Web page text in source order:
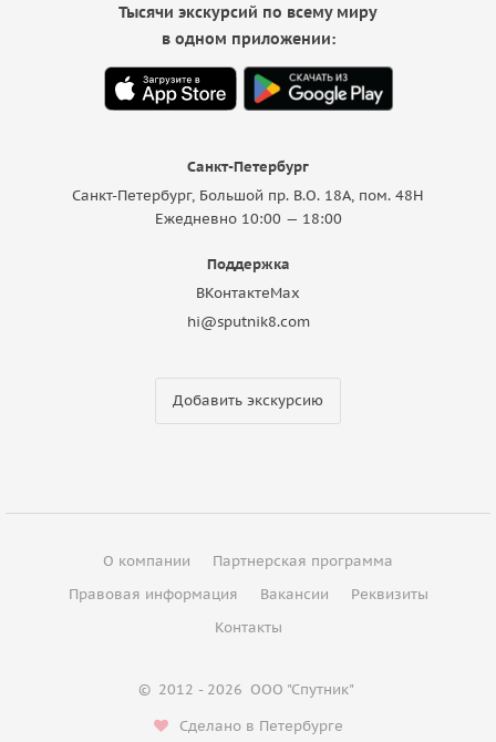
Санкт-Петербург
Санкт-Петербург, Большой пр. В.О. 18A, пом. 48Н
Ежедневно 10:00 — 18:00
Поддержка
ВКонтактеMax
hi@sputnik8.com
Добавить экскурсию
Тысячи экскурсий по всему миру
в одном приложении:
О компании
Партнерская программа
Правовая информация
Вакансии
Реквизиты
Контакты
© 2012 - 2026 ООО "Спутник"
Сделано в Петербурге